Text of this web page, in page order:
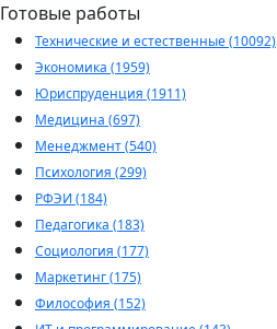
Готовые работы
Технические и естественные (10092)
Экономика (1959)
Юриспруденция (1911)
Медицина (697)
Менеджмент (540)
Психология (299)
РФЭИ (184)
Педагогика (183)
Социология (177)
Маркетинг (175)
Философия (152)